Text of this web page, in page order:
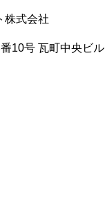
株式会社
10号 瓦町中央ビル